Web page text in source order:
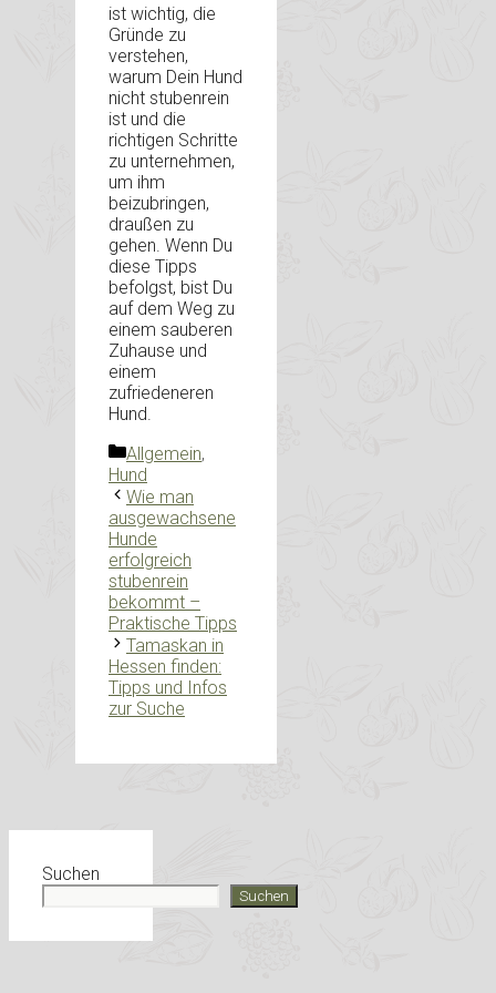
ist wichtig, die
Gründe zu
verstehen,
warum Dein Hund
nicht stubenrein
ist und die
richtigen Schritte
zu unternehmen,
um ihm
beizubringen,
draußen zu
gehen. Wenn Du
diese Tipps
befolgst, bist Du
auf dem Weg zu
einem sauberen
Zuhause und
einem
zufriedeneren
Hund.
Kategorien
Allgemein,
Hund
Wie man
ausgewachsene
Hunde
erfolgreich
stubenrein
bekommt –
Praktische Tipps
Tamaskan in
Hessen finden:
Tipps und Infos
zur Suche
Suchen
Suchen